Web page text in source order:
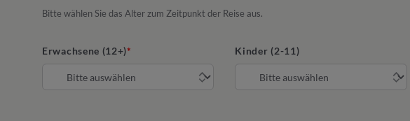
Bitte wählen Sie das Alter zum Zeitpunkt der Reise aus.
Erwachsene (12+) Kinder (2-11)